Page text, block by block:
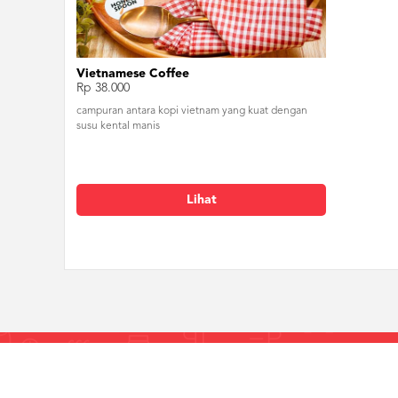
Vietnamese Coffee
Rp 38.000
campuran antara kopi vietnam yang kuat dengan
susu kental manis
Lihat